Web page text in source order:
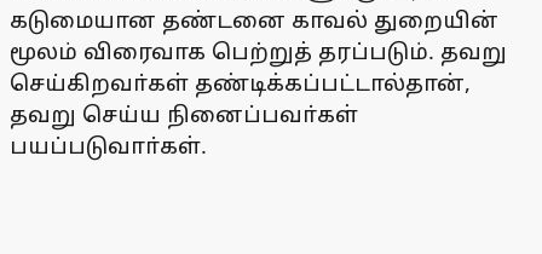
கடுமையான தண்டனை காவல் துறையின்
மூலம் விரைவாக பெற்றுத் தரப்படும். தவறு
செய்கிறவா்கள் தண்டிக்கப்பட்டால்தான்,
தவறு செய்ய நினைப்பவா்கள்
பயப்படுவாா்கள்.